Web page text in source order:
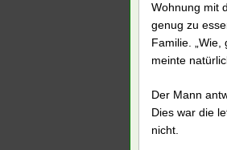
Wohnung mit
genug zu
Familie.
meinte
Der Mann
Dies war die
nicht.